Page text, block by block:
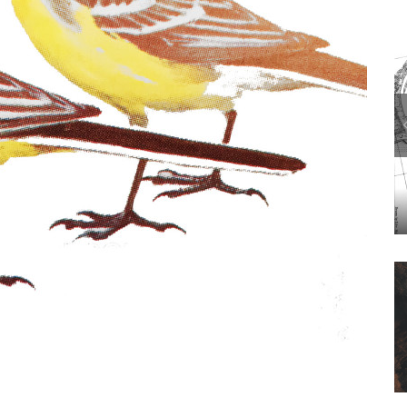
CRITICAL ZONES. OBSERVATORIES FOR EARTHLY POLITICS